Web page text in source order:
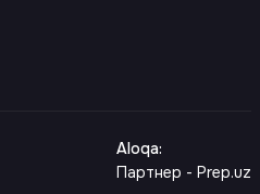
Aloqa:
Партнер - Prep.uz